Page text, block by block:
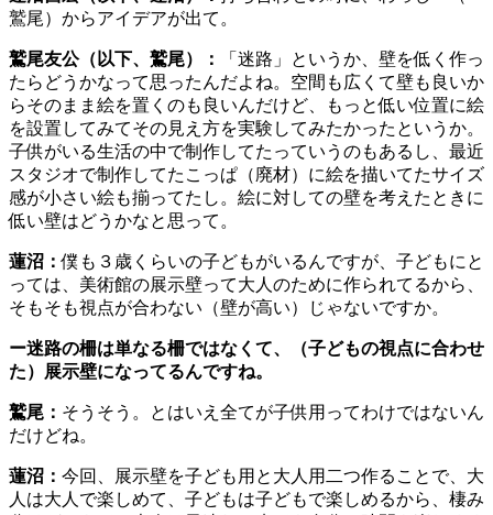
鷲尾）からアイデアが出て。
鷲尾友公（以下、鷲尾）：
「迷路」というか、壁を低く作っ
たらどうかなって思ったんだよね。空間も広くて壁も良いか
らそのまま絵を置くのも良いんだけど、もっと低い位置に絵
を設置してみてその見え方を実験してみたかったというか。
子供がいる生活の中で制作してたっていうのもあるし、最近
スタジオで制作してたこっぱ（廃材）に絵を描いてたサイズ
感が小さい絵も揃ってたし。絵に対しての壁を考えたときに
低い壁はどうかなと思って。
蓮沼：僕も３歳くらいの子どもがいるんですが、子どもにと
っては、美術館の展示壁って大人のために作られてるから、
そもそも視点が合わない（壁が高い）じゃないですか。
ー迷路の柵は単なる柵ではなくて、（子どもの視点に合わせ
た）展示壁になってるんですね。
鷲尾： そうそう。とはいえ全てが子供用ってわけではないん
だけどね。
蓮沼： 今回、展示壁を子ども用と大人用二つ作ることで、大
人は大人で楽しめて、子どもは子どもで楽しめるから、棲み